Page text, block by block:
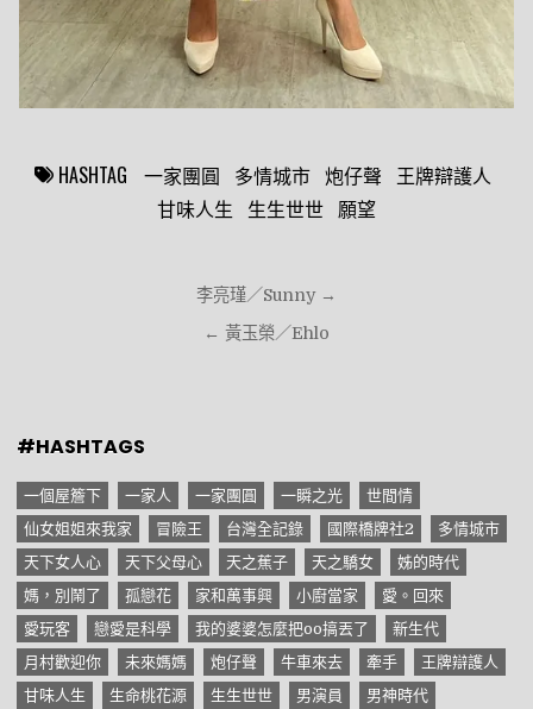
一家團圓 多情城市 炮仔聲 王牌辯護人
甘味人生 生生世世 願望
李亮瑾／Sunny →
← 黃玉榮／Ehlo
#HASHTAGS
一個屋簷下 一家人 一家團圓 一瞬之光
世間情
仙女姐姐來我家
冒險王 台灣全記錄 國際橋牌社2
多情城市
天下女人心
天下父母心 天之蕉子 天之驕女
姊的時代
媽，別鬧了
孤戀花 家和萬事興 小廚當家
愛。回來
愛玩客
戀愛是科學 我的婆婆怎麼把oo搞丟了
新生代
月村歡迎你
未來媽媽 炮仔聲 牛車來去 牽手
王牌辯護人
甘味人生
生命桃花源 生生世世 男演員 男神時代